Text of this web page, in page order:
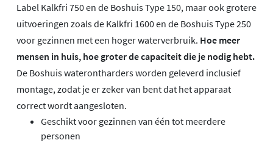
Label Kalkfri 750 en de Boshuis Type 150, maar ook grotere
uitvoeringen zoals de Kalkfri 1600 en de Boshuis Type 250
voor gezinnen met een hoger waterverbruik. Hoe meer
mensen in huis, hoe groter de capaciteit die je nodig hebt.
De Boshuis waterontharders worden geleverd inclusief
montage, zodat je er zeker van bent dat het apparaat
correct wordt aangesloten.
Geschikt voor gezinnen van één tot meerdere
personen